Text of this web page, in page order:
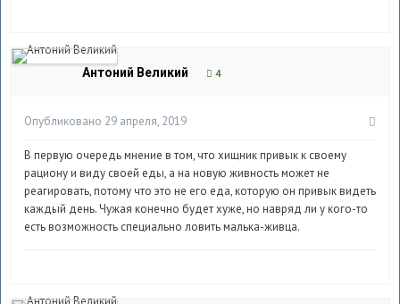
Антоний Великий 4
Опубликовано 29 апреля, 2019
В первую очередь мнение в том, что хищник привык к своему
рациону и виду своей еды, а на новую живность может не
реагировать, потому что это не его еда, которую он привык видеть
каждый день. Чужая конечно будет хуже, но навряд ли у кого-то
есть возможность специально ловить малька-живца.